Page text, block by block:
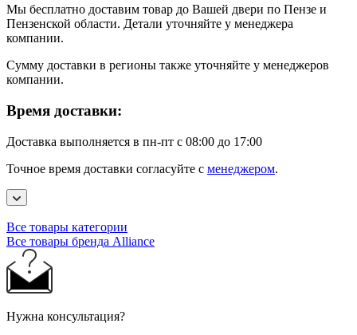
Мы бесплатно доставим товар до Вашей двери по Пензе и
Пензенской области. Детали уточняйте у менеджера
компании.
Сумму доставки в регионы также уточняйте у менеджеров
компании.
Время доставки:
Доставка выполняется в пн-пт с 08:00 до 17:00
Точное время доставки согласуйте с менеджером.
Все товары категории
Все товары бренда Alliance
Нужна консультация?